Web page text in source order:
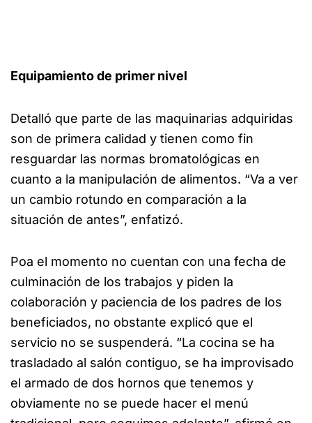
Equipamiento de primer nivel
Detalló que parte de las maquinarias adquiridas
son de primera calidad y tienen como fin
resguardar las normas bromatológicas en
cuanto a la manipulación de alimentos. “Va a ver
un cambio rotundo en comparación a la
situación de antes”, enfatizó.
Poa el momento no cuentan con una fecha de
culminación de los trabajos y piden la
colaboración y paciencia de los padres de los
beneficiados, no obstante explicó que el
servicio no se suspenderá. “La cocina se ha
trasladado al salón contiguo, se ha improvisado
el armado de dos hornos que tenemos y
obviamente no se puede hacer el menú